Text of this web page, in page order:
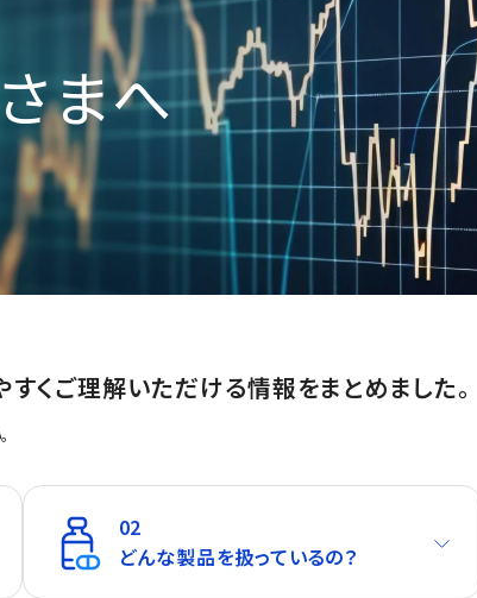
まへ
くご理解いただける情報をまとめました。
02
どんな製品を扱っているの？